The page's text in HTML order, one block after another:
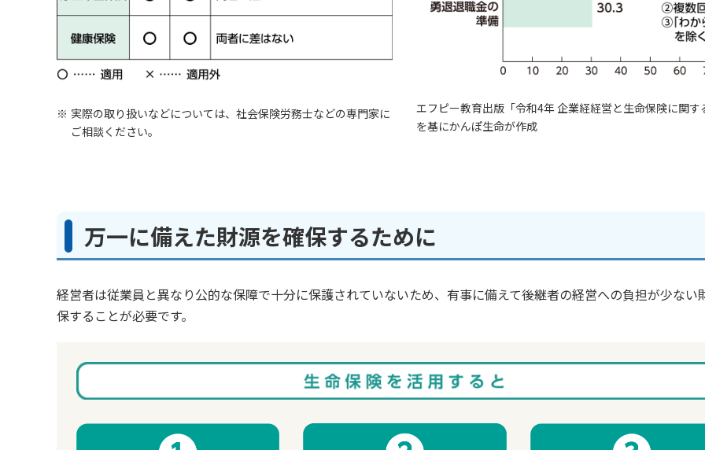
実際の取り扱いなどについては、社会保険労務士などの専門家に
ご相談ください。
エフピー教育出版「令和4年 企業経経営と生命保険に関す
を基にかんぽ生命が作成
万一に備えた財源を確保するために
経営者は従業員と異なり公的な保障で十分に保護されていないため、有事に備えて後継者の経営への負担が少ない
保することが必要です。